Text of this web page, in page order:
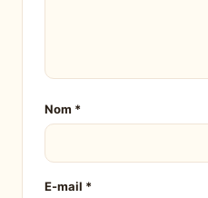
Nom *
E-mail *